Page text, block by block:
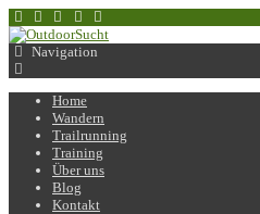
Navigation
Home
Wandern
Trailrunning
Training
Über uns
Blog
Kontakt